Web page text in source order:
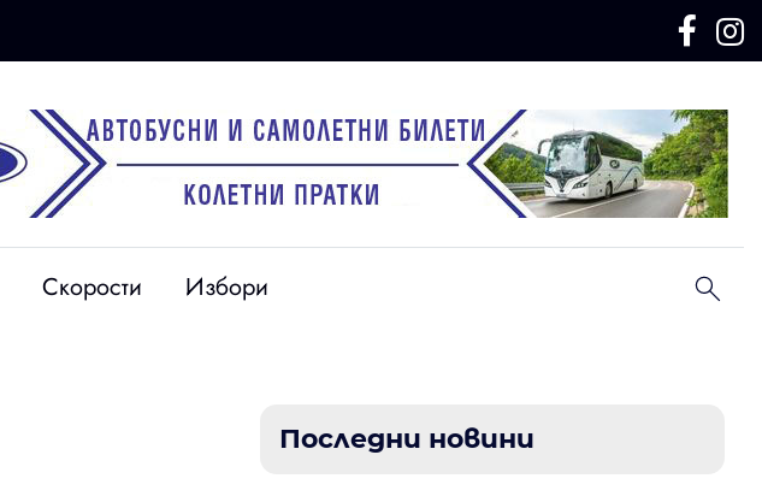
Скорости Избори
Последни новини